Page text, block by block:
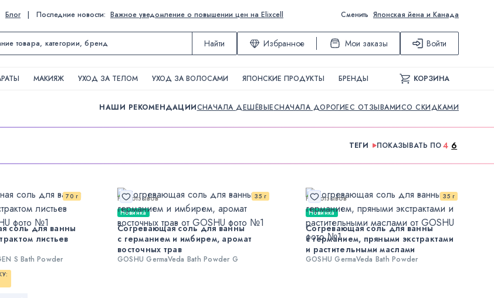
Блог | Последние новости: Важное уведомление о повышении цен на Elixcell Сменить Японская йена и Канада
Найти Избранное Мои заказы Войти
МАКИЯЖ УХОД ЗА ТЕЛОМ УХОД ЗА ВОЛОСАМИ ЯПОНСКИЕ ПРОДУКТЫ БРЕНДЫ КОРЗИНА
НАШИ РЕКОМЕНДАЦИИСНАЧАЛА ДЕШЁВЫЕСНАЧАЛА ДОРОГИЕС ОТЗЫВАМИСО СКИДКАМИ
ТЕГИ ПОКАЗЫВАТЬ ПО4 6
70 г
соль для ванны
листьев
S Bath Powder
35 г
Нет отзывов
Новинка
Согревающая соль для ванны
с германием и имбирем, аромат
восточных трав
GOSHU GermaVeda Bath Powder G
35 г
Нет отзывов
Новинка
Согревающая соль для ванны
с германием, пряными экстрактами
и растительными маслами
GOSHU GermaVeda Bath Powder